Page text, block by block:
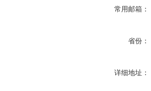
常用邮箱：
省份：
详细地址：